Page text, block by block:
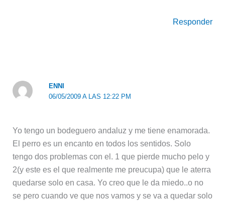
Responder
ENNI
06/05/2009 A LAS 12:22 PM
Yo tengo un bodeguero andaluz y me tiene enamorada.
El perro es un encanto en todos los sentidos. Solo
tengo dos problemas con el. 1 que pierde mucho pelo y
2(y este es el que realmente me preucupa) que le aterra
quedarse solo en casa. Yo creo que le da miedo..o no
se pero cuando ve que nos vamos y se va a quedar solo